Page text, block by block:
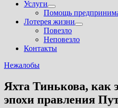
Услуги
Показать
подменю
Помощь
Лотерея жизни
Показать
Повезло
Неповезло
Контакты
Нежалобы
Яхта Тинькова, как
эпохи правления